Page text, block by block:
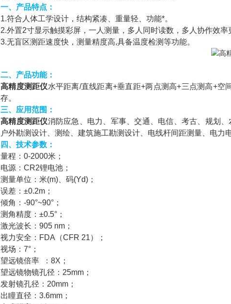
一、产品特点：
1.符合人体工学设计，结构紧凑、重量轻、功能*。
2.外置2寸显示触摸彩屏，一人测量，多人同时读数，多人协作效率
3.无盲区测距速度快，测量精度高,具备温度检测等功能。
二、产品功能：
高精度测距仪水平距离/直线距离+垂直距+两点测高+三点测高+
存。
三、应用范围：
高精度测距仪消防应急、电力、军事、交通、电信、考古、规划
户外勘测设计、测绘、建筑施工勘测设计、电线杆间距测量、电力
四、技术参数：
量程：0-2000米；
电源：CR2锂电池；
测量单位：米(m)、码(Yd)；
误差：±0.2m；
倾角：-90°~90°；
测角精度：±0.5°；
激光波长：905 nm；
视力安全：FDA（CFR 21）；
视场：7°；
望远镜倍率 ：8X；
望远镜物镜孔径：25mm；
发射镜孔径：20mm；
出瞳直径：3.6mm；